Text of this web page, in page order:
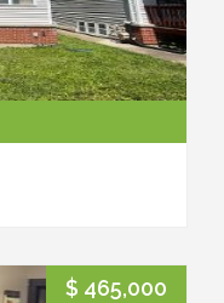
$ 465,000